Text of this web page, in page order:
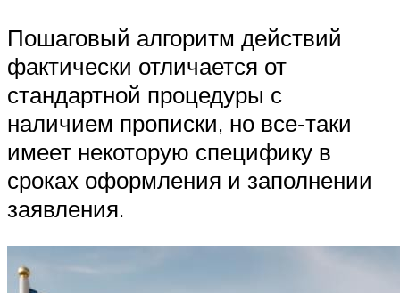
Пошаговый алгоритм действий
фактически отличается от
стандартной процедуры с
наличием прописки, но все‑таки
имеет некоторую специфику в
сроках оформления и заполнении
заявления.